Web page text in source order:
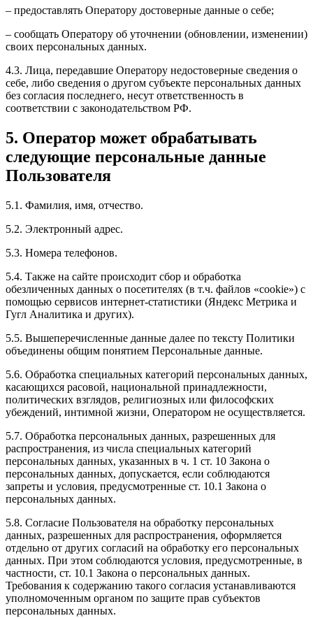
– предоставлять Оператору достоверные данные о себе;
– сообщать Оператору об уточнении (обновлении, изменении)
своих персональных данных.
4.3. Лица, передавшие Оператору недостоверные сведения о
себе, либо сведения о другом субъекте персональных данных
без согласия последнего, несут ответственность в
соответствии с законодательством РФ.
5. Оператор может обрабатывать
следующие персональные данные
Пользователя
5.1. Фамилия, имя, отчество.
5.2. Электронный адрес.
5.3. Номера телефонов.
5.4. Также на сайте происходит сбор и обработка
обезличенных данных о посетителях (в т.ч. файлов «cookie») с
помощью сервисов интернет-статистики (Яндекс Метрика и
Гугл Аналитика и других).
5.5. Вышеперечисленные данные далее по тексту Политики
объединены общим понятием Персональные данные.
5.6. Обработка специальных категорий персональных данных,
касающихся расовой, национальной принадлежности,
политических взглядов, религиозных или философских
убеждений, интимной жизни, Оператором не осуществляется.
5.7. Обработка персональных данных, разрешенных для
распространения, из числа специальных категорий
персональных данных, указанных в ч. 1 ст. 10 Закона о
персональных данных, допускается, если соблюдаются
запреты и условия, предусмотренные ст. 10.1 Закона о
персональных данных.
5.8. Согласие Пользователя на обработку персональных
данных, разрешенных для распространения, оформляется
отдельно от других согласий на обработку его персональных
данных. При этом соблюдаются условия, предусмотренные, в
частности, ст. 10.1 Закона о персональных данных.
Требования к содержанию такого согласия устанавливаются
уполномоченным органом по защите прав субъектов
персональных данных.